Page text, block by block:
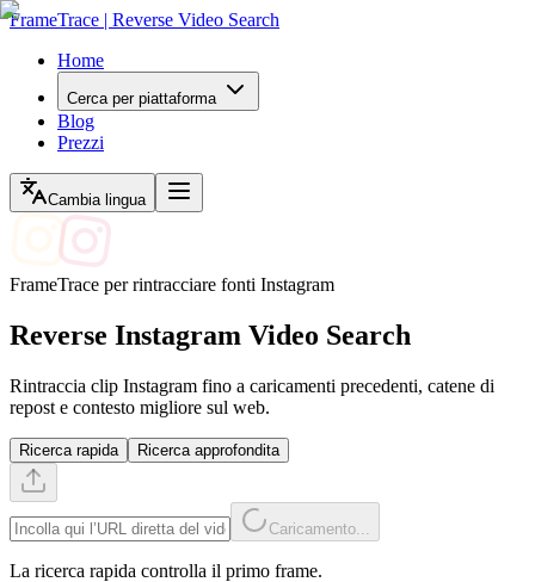
FrameTrace | Reverse Video Search
Home
Cerca per piattaforma
Blog
Prezzi
Cambia lingua
FrameTrace per rintracciare fonti Instagram
Reverse Instagram Video Search
Rintraccia clip Instagram fino a caricamenti precedenti, catene di
repost e contesto migliore sul web.
Ricerca rapida Ricerca approfondita
Caricamento...
La ricerca rapida controlla il primo frame.